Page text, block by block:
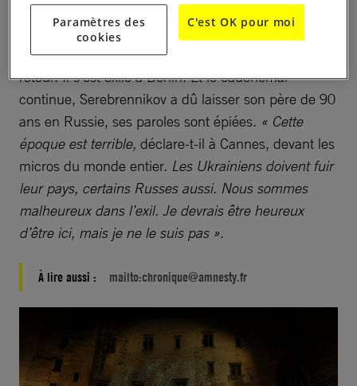
Biron, l’hiver précédent à Moscou. Le metteur en
scène peut se déplacer depuis mars dernier, il en a
été le premier surpris, mais le voyage sera sans
retour. Il s’est exilé à Berlin. Et le cauchemar
continue, Serebrennikov a dû laisser son père de 90
ans en Russie, ses paroles sont épiées. « Cette
époque est terrible, déclare-t-il à Cannes, devant les
micros du monde entier. Les Ukrainiens doivent fuir
leur pays, certains Russes aussi. Nous sommes
malheureux dans l’exil. Je devrais être heureux
d’être ici, mais je ne le suis pas ».
À lire aussi : mailto:chronique@amnesty.fr
Paramètres des
cookies
C'est OK pour moi